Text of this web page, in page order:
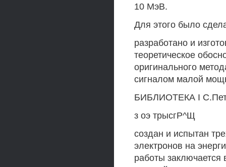
10 МэВ.
Для этого было
разработано и
теоретическое
оригинального
сигналом малой
БИБЛИОТЕКА I
з оэ трысгР^Щ
создан и испытан
электронов на
работы заключается